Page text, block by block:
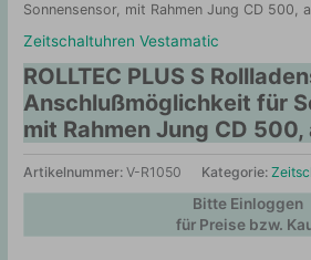
Sonnensensor, mit Rahmen Jung CD 500,
Zeitschaltuhren Vestamatic
ROLLTEC PLUS S
Anschlußmöglichkeit für
mit Rahmen Jung CD
Artikelnummer:V-R1050 Kategorie:
Bitte Einloggen
für Preise bzw.